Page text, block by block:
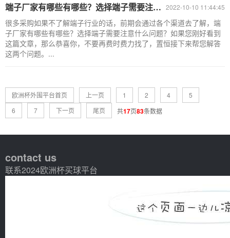
2022-10-10 11:44:45
端子厂家有哪些有哪些？选择端子需要注意什么问题？
很多采购如果不了解端子行业的话，前期会通过各个渠道去了解，端
子厂家有哪些有哪些？选择端子需要注意什么问题？如果您刚好看到
这篇文章，那么恭喜你，不要再费时费力找了，置恒接下来帮您解答
这两个问题。...
欧洲杯外围平台首页 上一页 1 2 4
5
6
7 下一页 尾页 共17页83条数据
contact us
联系2024欧洲杯买球平台